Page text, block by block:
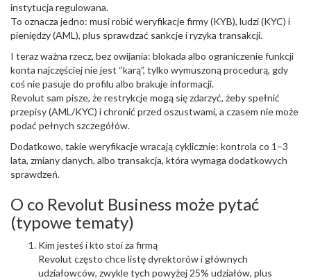
instytucja regulowana.
To oznacza jedno: musi robić weryfikacje firmy (KYB), ludzi (KYC) i
pieniędzy (AML), plus sprawdzać sankcje i ryzyka transakcji.
I teraz ważna rzecz, bez owijania: blokada albo ograniczenie funkcji
konta najczęściej nie jest “karą”, tylko wymuszoną procedurą, gdy
coś nie pasuje do profilu albo brakuje informacji.
Revolut sam pisze, że restrykcje mogą się zdarzyć, żeby spełnić
przepisy (AML/KYC) i chronić przed oszustwami, a czasem nie może
podać pełnych szczegółów.
Dodatkowo, takie weryfikacje wracają cyklicznie: kontrola co 1–3
lata, zmiany danych, albo transakcja, która wymaga dodatkowych
sprawdzeń.
O co Revolut Business może pytać
(typowe tematy)
Kim jesteś i kto stoi za firmą
Revolut często chce listę dyrektorów i głównych
udziałowców, zwykle tych powyżej 25% udziałów, plus